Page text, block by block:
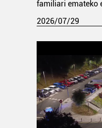
familiari emateko
2026/07/29